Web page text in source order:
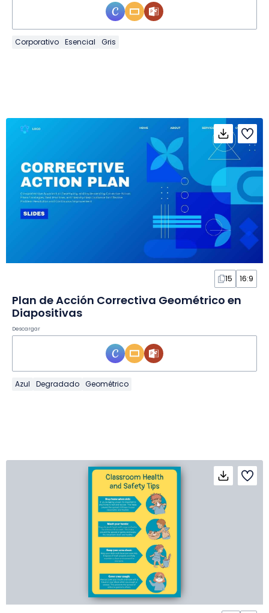
Corporativo Esencial Gris
15 16:9
Plan de Acción Correctiva Geométrico en
Diapositivas
Descargar
Azul Degradado Geométrico